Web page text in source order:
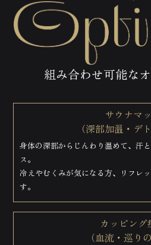
組み合わせ可能な
サウナマ
（深部加温・デ
身体の深部からじんわり温めて、汗
ス。
冷えやむくみが気になる方、リフレ
す。
カッピング
（血流・巡り